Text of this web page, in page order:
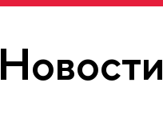
Новости